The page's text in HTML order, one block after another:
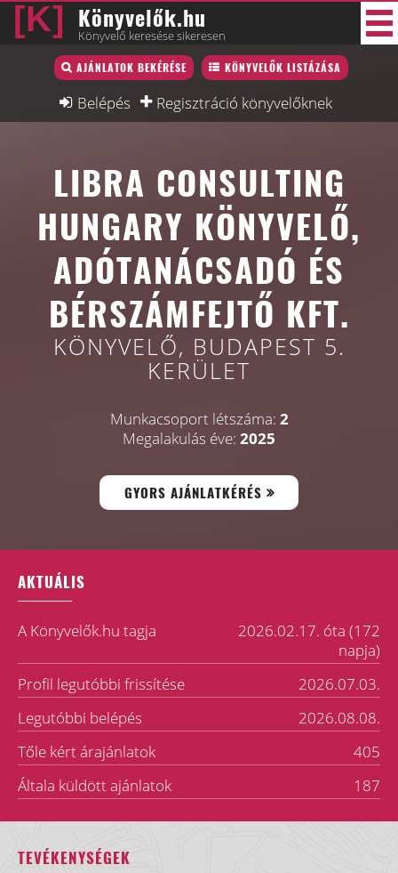
Könyvelők.hu
Könyvelő keresése sikeresen
AJÁNLATOK BEKÉRÉSE KÖNYVELŐK LISTÁZÁSA
Belépés Regisztráció könyvelőknek
Könyvelő lista
Könyvelési munkák
Képzésnaptár
LIBRA CONSULTING
HUNGARY KÖNYVELŐ,
ADÓTANÁCSADÓ ÉS
BÉRSZÁMFEJTŐ KFT.
KÖNYVELŐ, BUDAPEST 5.
KERÜLET
Munkacsoport létszáma: 2
Megalakulás éve: 2025
GYORS AJÁNLATKÉRÉS
AKTUÁLIS
A Könyvelők.hu tagja
2026.02.17. óta (172
napja)
Profil legutóbbi frissítése
2026.07.03.
Legutóbbi belépés
2026.08.08.
Tőle kért árajánlatok
405
Általa küldött ajánlatok
187
TEVÉKENYSÉGEK